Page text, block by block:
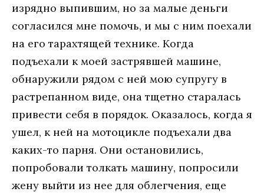
изрядно выпившим, но за малые деньги
согласился мне помочь, и мы с ним поехали
на его тарахтящей технике. Когда
подъехали к моей застрявшей машине,
обнаружили рядом с ней мою супругу в
растрепанном виде, она тщетно старалась
привести себя в порядок. Оказалось, когда я
ушел, к ней на мотоцикле подъехали два
каких-то парня. Они остановились,
попробовали толкать машину, попросили
жену выйти из нее для облегчения, еще